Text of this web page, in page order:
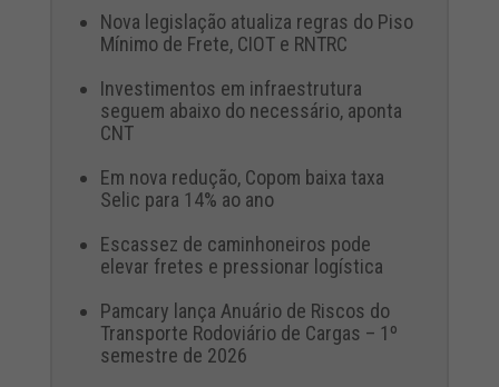
Nova legislação atualiza regras do Piso
Mínimo de Frete, CIOT e RNTRC
Investimentos em infraestrutura
seguem abaixo do necessário, aponta
CNT
Em nova redução, Copom baixa taxa
Selic para 14% ao ano
Escassez de caminhoneiros pode
elevar fretes e pressionar logística
Pamcary lança Anuário de Riscos do
Transporte Rodoviário de Cargas – 1º
semestre de 2026